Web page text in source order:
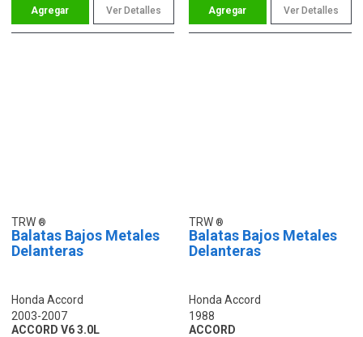
Ver Detalles Ver Detalles
TRW
Balatas Bajos Metales
Delanteras
Honda Accord
2003-2007
ACCORD V6 3.0L
TRW
Balatas Bajos Metales
Delanteras
Honda Accord
1988
ACCORD